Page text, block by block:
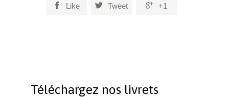
 Like  Tweet  +1
Téléchargez nos livrets